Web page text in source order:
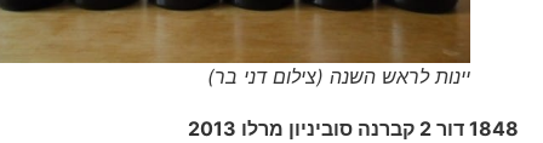
יינות לראש השנה (צילום דני בר)
1848 דור 2 קברנה סוביניון מרלו 2013